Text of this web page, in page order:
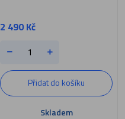
2 490 Kč
Přidat do košíku
Skladem